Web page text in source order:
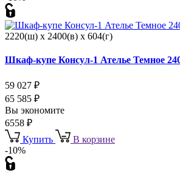
2220(ш) x 2400(в) x 604(г)
Шкаф-купе Консул-1 Ателье Темное
59 027 ₽
65 585 ₽
Вы экономите
6558 ₽
Купить
В корзине
-10%